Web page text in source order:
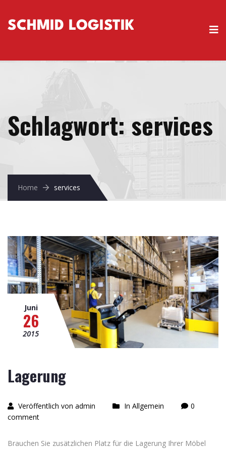
Schlagwort: services
Home services
Juni
26
2015
Lagerung
Veröffentlich von admin In Allgemein
0
comment
Brauchen Sie zusätzlichen Platz für die Lagerung Ihrer Möbel